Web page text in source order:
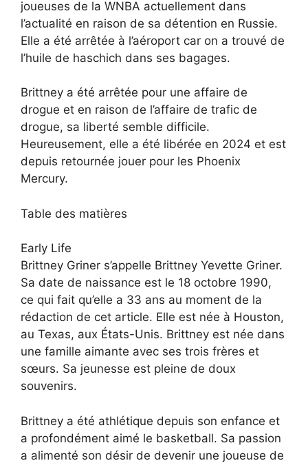
joueuses de la WNBA actuellement dans
l’actualité en raison de sa détention en Russie.
Elle a été arrêtée à l’aéroport car on a trouvé de
l’huile de haschich dans ses bagages.
Brittney a été arrêtée pour une affaire de
drogue et en raison de l’affaire de trafic de
drogue, sa liberté semble difficile.
Heureusement, elle a été libérée en 2024 et est
depuis retournée jouer pour les Phoenix
Mercury.
Table des matières
Early Life
Brittney Griner s’appelle Brittney Yevette Griner.
Sa date de naissance est le 18 octobre 1990,
ce qui fait qu’elle a 33 ans au moment de la
rédaction de cet article. Elle est née à Houston,
au Texas, aux États-Unis. Brittney est née dans
une famille aimante avec ses trois frères et
sœurs. Sa jeunesse est pleine de doux
souvenirs.
Brittney a été athlétique depuis son enfance et
a profondément aimé le basketball. Sa passion
a alimenté son désir de devenir une joueuse de